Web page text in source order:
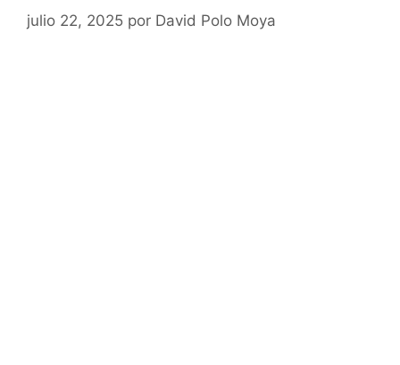
julio 22, 2025 por David Polo Moya